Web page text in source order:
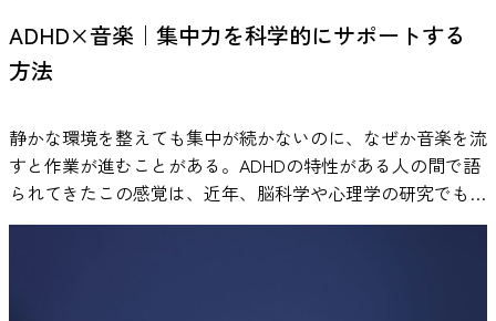
割り当てられました。一つはリラックスできる音楽を聴く条
件、もう一つは水の流れる音といった自然音を聴く条件、そ
究者はストレス反応を評価するために、唾液中のコルチゾー
ルや唾液αアミラーゼといった生理指標、さらに心拍数や主
観的なストレス評価などを測定しました。 その結果、音楽
を聴いたグループでは、ストレス課題の後に自律神経系の反
とは、神経科学の分野で広く研究されています。 たとえ
ば、音楽を聴くことで報酬系に関わる脳部位（側坐核など）
す。これは、Salimpoorら（2011）の研究で示されており、
音楽体験が神経化学的な反応を引き起こすことが明らかにな
っています。 ドーパミンは「快感」や「動機づけ」に関与
する神経伝達物質として知られています。 ここで重要なの
は、「どの音楽でも同じ反応が起きるわけではない」という
ADHD×音楽｜集中力を科学的にサポートする
方法
静かな環境を整えても集中が続かないのに、なぜか音楽を流
すと作業が進むことがある。ADHDの特性がある人の間で語
られてきたこの感覚は、近年、脳科学や心理学の研究でも検
証が進んでいます。歌詞は本当に邪魔になるのか。ホワイト